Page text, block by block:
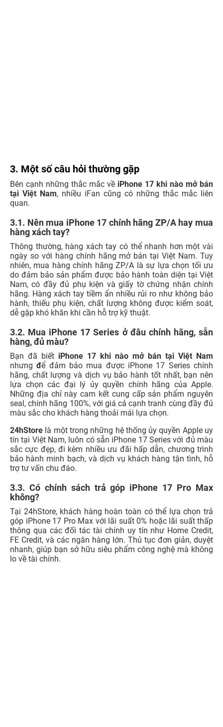
ngày so với hàng chính hãng mở bán tại Việt Nam. Tuy
nhiên, mua hàng chính hãng ZP/A là sự lựa chọn tối ưu
do đảm bảo sản phẩm được bảo hành toàn diện tại Việt
Nam, có đầy đủ phụ kiện và giấy tờ chứng nhận chính
hãng. Hàng xách tay tiềm ẩn nhiều rủi ro như không bảo
dễ gặp khó khăn khi cần hỗ trợ kỹ thuật.
3.2. Mua iPhone 17 Series ở đâu chính hãng, sẵn
hàng, đủ màu?
Bạn đã biếtiPhone 17 khi nào mở bán tại Việt Nam
nhưngđể đảm bảo mua được iPhone 17 Series chính
hãng, chất lượng và dịch vụ bảo hành tốt nhất, bạn nên
lựa chọn các đại lý ủy quyền chính hãng của Apple.
Những địa chỉ này cam kết cung cấp sản phẩm nguyên
seal, chính hãng 100%, với giá cả cạnh tranh cùng đầy đủ
24hStorelà một trong những hệ thống ủy quyền Apple uy
tín tại Việt Nam, luôn có sẵn iPhone 17 Series với đủ màu
sắc cực đẹp, đi kèm nhiều ưu đãi hấp dẫn, chương trình
bảo hành minh bạch, và dịch vụ khách hàng tận tình, hỗ
trợ tư vấn chu đáo.
3.3. Có chính sách trả góp iPhone 17 Pro Max
không?
góp iPhone 17 Pro Max với lãi suất 0% hoặc lãi suất thấp
thông qua các đối tác tài chính uy tín như Home Credit,
FE Credit, và các ngân hàng lớn. Thủ tục đơn giản, duyệt
nhanh, giúp bạn sở hữu siêu phẩm công nghệ mà không
lo về tài chính.